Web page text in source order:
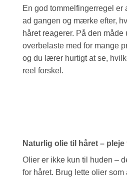
En god tommelfingerregel er
ad gangen og mærke efter,
håret reagerer. På den måde
overbelaste med for mange
og du lærer hurtigt at se,
reel forskel.
Naturlig olie til håret –
Olier er ikke kun til huden –
for håret. Brug lette olier